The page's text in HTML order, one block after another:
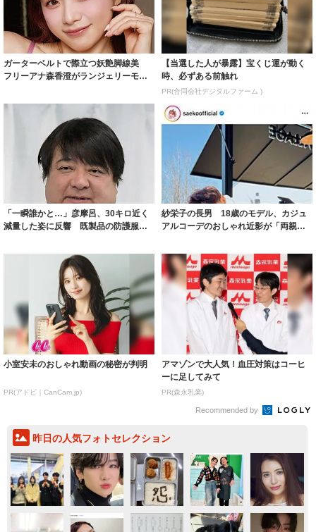
ガーターベルトで際立つ妖艶脚線美
フリーアナ森香澄がランジェリーモデ
【当選した人が暴露】宝くじ運が動く
時、必ずある前触れ
PR(合同会社デジタルファーム )
「一瞬誰かと…」彦摩呂、30キロ近く
減量した姿に反響 既製品の防護服が
紗栄子の長男 18歳のモデル、カジュ
アルコーデのおしゃれ近影が「両親の
小室安未のおしゃれ動画の秘密が判明
PR(アドビ｜CanCam.jp)
アマゾンで大人気！血圧対策はコーヒ
ーに足してみて
PR(森永乳業)
Recommended by
昨日の人気フォトセレクション